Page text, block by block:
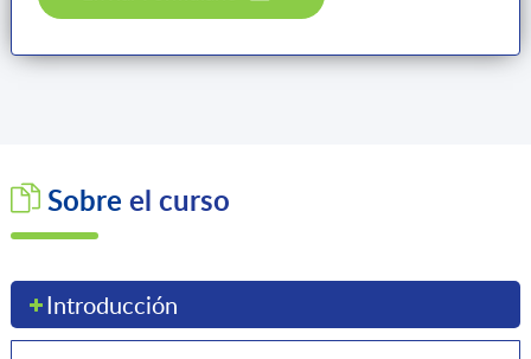
suscribirme,
protección
datos
Sobre el curso
Introducción